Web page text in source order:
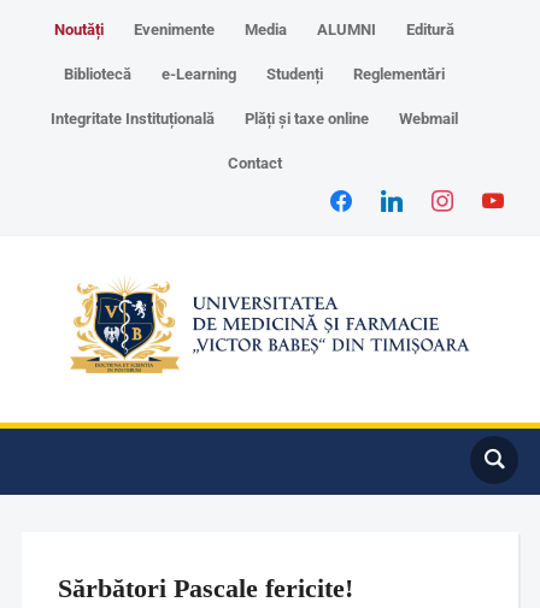
Noutăți Evenimente Media ALUMNI Editură
Bibliotecă e-Learning Studenți Reglementări
Integritate Instituțională Plăți și taxe online Webmail
Contact
Sărbători Pascale fericite!